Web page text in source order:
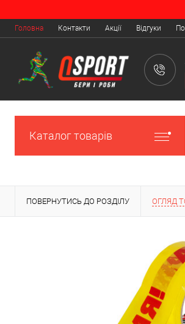
Головна Контакти Акції Відгуки
Каталог товарів
ПОВЕРНУТИСЬ ДО РОЗДІЛУ ОГЛЯД